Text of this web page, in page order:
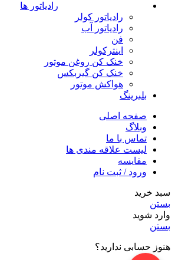
رادیاتور ها
رادیاتور کولر
رادیاتور آب
فن
اینترکولر
خنک کن روغن موتور
خنک کن گیربکس
هواکش موتور
بلبرینگ
صفحه اصلی
وبلاگ
تماس با ما
لیست علاقه مندی ها
مقایسه
ورود / ثبت نام
سبد خرید
بستن
وارد شوید
بستن
هنوز حسابی ندارید؟